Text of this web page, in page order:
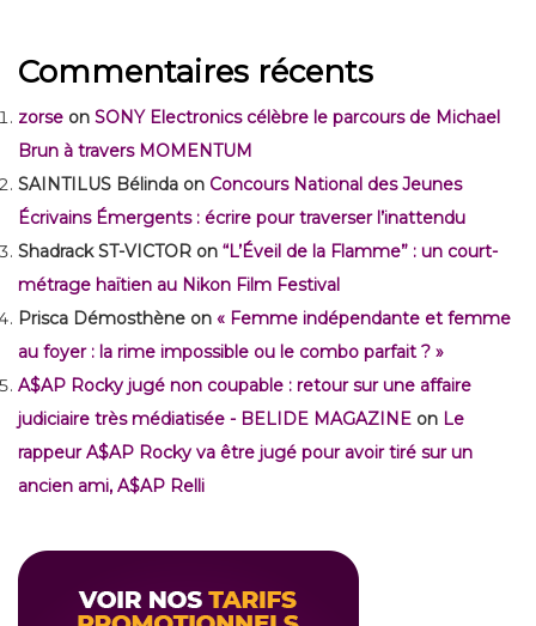
Commentaires récents
zorse on SONY Electronics célèbre le parcours de Michael
Brun à travers MOMENTUM
SAINTILUS Bélinda on Concours National des Jeunes
Écrivains Émergents : écrire pour traverser l’inattendu
Shadrack ST-VICTOR on “L’Éveil de la Flamme” : un court-
métrage haïtien au Nikon Film Festival
Prisca Démosthène on « Femme indépendante et femme
au foyer : la rime impossible ou le combo parfait ? »
A$AP Rocky jugé non coupable : retour sur une affaire
judiciaire très médiatisée - BELIDE MAGAZINE on Le
rappeur A$AP Rocky va être jugé pour avoir tiré sur un
ancien ami, A$AP Relli